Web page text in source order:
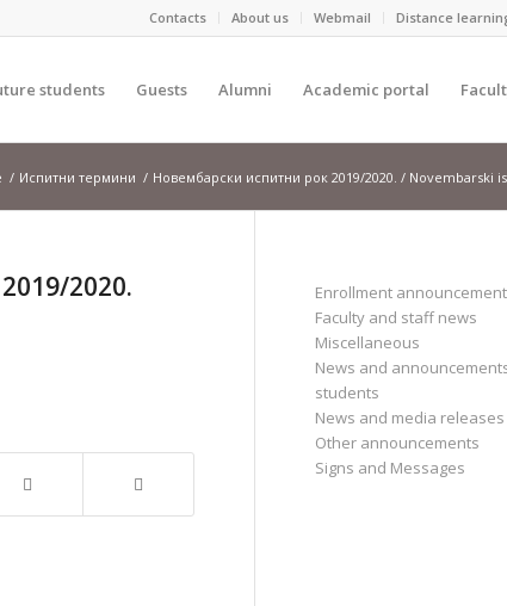
Contacts About us Webmail Distance
students Guests Alumni Academic portal
/ Испитни термини / Новембарски испитни рок 2019/2020. / Novembarski
2020.
Enrollment
Faculty and staff news
Miscellaneous
News and
students
News and media releases
Other announcements
Signs and Messages